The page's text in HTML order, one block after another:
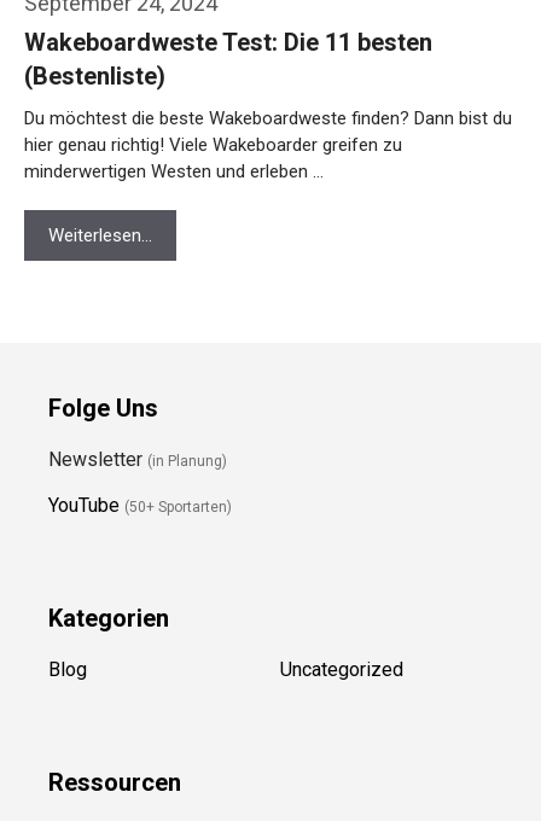
Wakeboardweste Test: Die 11 besten
(Bestenliste)
Du möchtest die beste Wakeboardweste finden? Dann bist du
hier genau richtig! Viele Wakeboarder greifen zu
minderwertigen Westen und erleben …
Weiterlesen…
Folge Uns
Newsletter (in Planung)
YouTube (50+ Sportarten)
Kategorien
Blog Uncategorized
Ressourcen